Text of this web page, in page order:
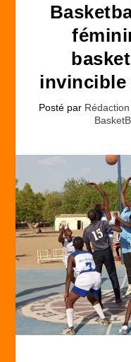
invincible
Posté par Rédaction